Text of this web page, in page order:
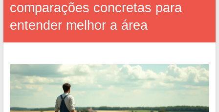
comparações concretas para
entender melhor a área